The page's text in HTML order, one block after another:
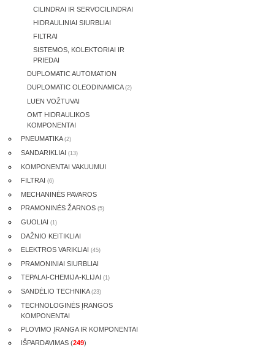
CILINDRAI IR SERVOCILINDRAI
HIDRAULINIAI SIURBLIAI
FILTRAI
SISTEMOS, KOLEKTORIAI IR
PRIEDAI
DUPLOMATIC AUTOMATION
DUPLOMATIC OLEODINAMICA (2)
LUEN VOŽTUVAI
OMT HIDRAULIKOS
KOMPONENTAI
PNEUMATIKA (2)
SANDARIKLIAI (13)
KOMPONENTAI VAKUUMUI
FILTRAI (6)
MECHANINĖS PAVAROS
PRAMONINĖS ŽARNOS (5)
GUOLIAI (1)
DAŽNIO KEITIKLIAI
ELEKTROS VARIKLIAI (45)
PRAMONINIAI SIURBLIAI
TEPALAI-CHEMIJA-KLIJAI (1)
SANDĖLIO TECHNIKA (23)
TECHNOLOGINĖS ĮRANGOS
KOMPONENTAI
PLOVIMO ĮRANGA IR KOMPONENTAI
IŠPARDAVIMAS (249)